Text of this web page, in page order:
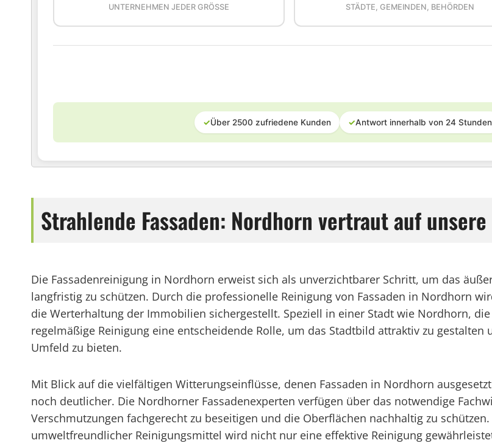
UNTERNEHMEN JEDER GRÖSSE STÄDTE, GEMEINDEN, BEHÖRDEN
✓Über 2500 zufriedene Kunden ✓Antwort innerhalb von 24 Stunden
Strahlende Fassaden: Nordhorn vertraut auf
Die Fassadenreinigung in Nordhorn erweist sich als unverzichtbarer Schritt, um das
langfristig zu schützen. Durch die professionelle Reinigung von Fassaden in Nordhorn
die Werterhaltung der Immobilien sichergestellt. Speziell in einer Stadt wie Nordhorn,
regelmäßige Reinigung eine entscheidende Rolle, um das Stadtbild attraktiv zu
Umfeld zu bieten.
Mit Blick auf die vielfältigen Witterungseinflüsse, denen Fassaden in Nordhorn
noch deutlicher. Die Nordhorner Fassadenexperten verfügen über das notwendige
Verschmutzungen fachgerecht zu beseitigen und die Oberflächen nachhaltig zu
umweltfreundlicher Reinigungsmittel wird nicht nur eine effektive Reinigung